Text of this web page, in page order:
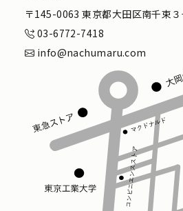
〒145-0063 東京都大田区南千束
03-6772-7418
info@nachumaru.com